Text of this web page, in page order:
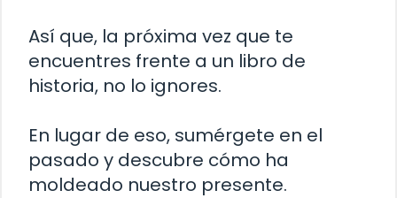
Así que, la próxima vez que te
encuentres frente a un libro de
historia, no lo ignores.
En lugar de eso, sumérgete en el
pasado y descubre cómo ha
moldeado nuestro presente.